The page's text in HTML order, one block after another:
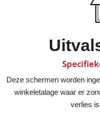
Deze schermen worden
winkeletalage waar er
verlies